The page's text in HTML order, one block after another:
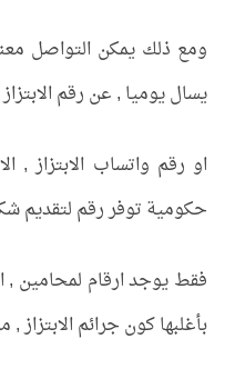
ومع ذلك يمكن التواصل
يسال يوميا , عن رقم
او رقم واتساب الابتزاز ,
حكومية توفر رقم لتقديم
فقط يوجد ارقام لمحامين
بأغلبها كون جرائم الابتزاز ,